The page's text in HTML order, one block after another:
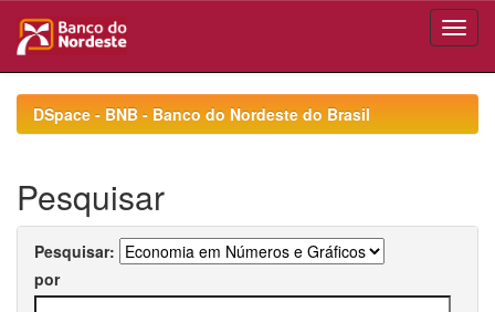
navigationDSpace - BNB - Banco do Nordeste do Brasil
Pesquisar
Pesquisar:
por